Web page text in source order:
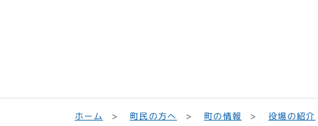
ホーム 町民の方へ 町の情報 役場の紹介